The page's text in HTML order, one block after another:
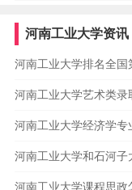
河南工业大学资讯
河南工业大学排名全
河南工业大学艺术类录
河南工业大学经济学专
河南工业大学和石河
河南工业大学课程思